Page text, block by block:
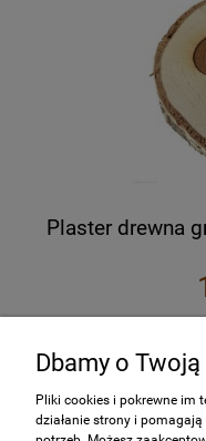
Plaster drewna
Dbamy o
Pliki cookies i pokrewne im
działanie strony i